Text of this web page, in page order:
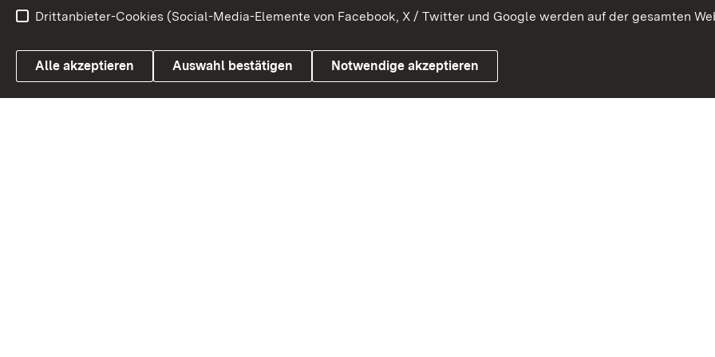
Link zum Landesportal
Impressum Kontakt
Drittanbieter-Cookies (Social-Media-Elemente von Facebook, X / Twitter und Google werden auf der gesamten
Alle akzeptieren Auswahl bestätigen Notwendige akzeptieren